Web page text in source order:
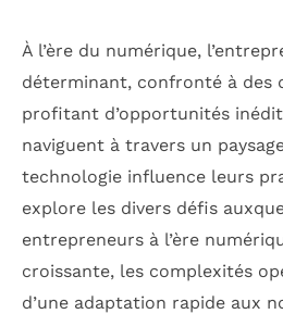
À l’ère du numérique,
déterminant, confronté à des
profitant d’opportunités
naviguent à travers un
technologie influence leurs
explore les divers défis
entrepreneurs à l’ère
croissante, les complexités
d’une adaptation rapide aux